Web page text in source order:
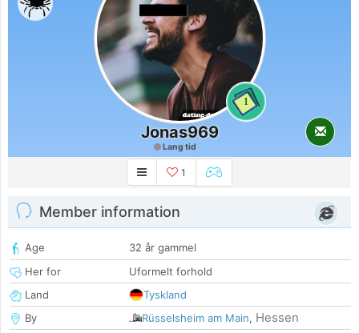
1
Jonas969
Lang tid
1
Member information
Age
32 år gammel
Her for
Uformelt forhold
Land
Tyskland
By
Rüsselsheim am Main, Hessen